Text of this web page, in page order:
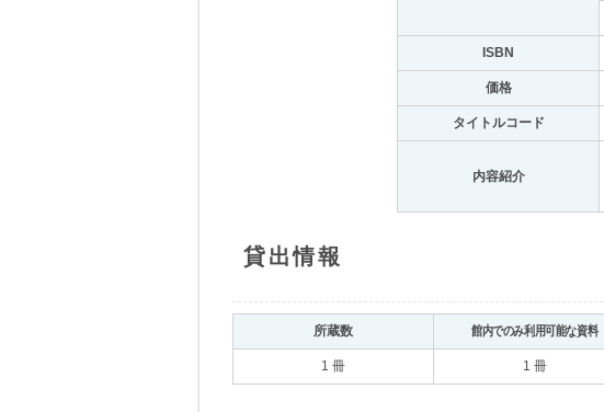
ISBN
価格
タイトルコード
内容紹介
貸出情報
所蔵数 館内でのみ利用可能な資料
1 冊 1 冊